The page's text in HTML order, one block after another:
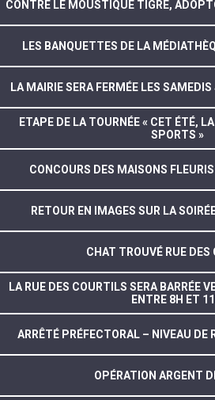
CONTRE LE MOUSTIQUE TIGRE,
LES BANQUETTES DE LA
LA MAIRIE SERA FERMÉE LES
ETAPE DE LA TOURNÉE « CET ÉTÉ,
SPORTS »
CONCOURS DES MAISONS
RETOUR EN IMAGES SUR LA
CHAT TROUVÉ RUE DES
LA RUE DES COURTILS SERA BARRÉE
ENTRE 8H ET
ARRÊTÉ PRÉFECTORAL – NIVEAU DE
OPÉRATION ARGENT